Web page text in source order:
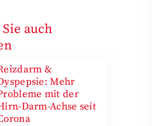
auch
&
Mehr
mit der
Darm-Achse seit